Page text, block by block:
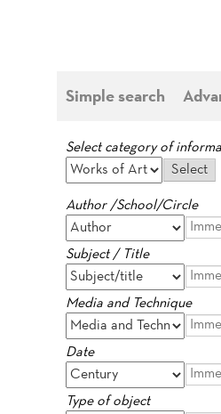
Simple search
Select category of
Author /School/Circle
Subject / Title
Media and Technique
Date
Type of object